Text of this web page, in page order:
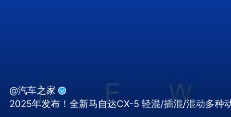
@汽车之家
2025年发布！全新马自达CX-5 轻混/插混/混动多种